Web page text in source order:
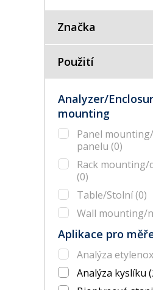
Značka
Použití
Analyzer/
mounting
Panel
panelu (0)
Rack mounting/
(0)
Table/Stolní(0)
Wall mounting/
Aplikace pro
Analýza
Analýza kyslíku